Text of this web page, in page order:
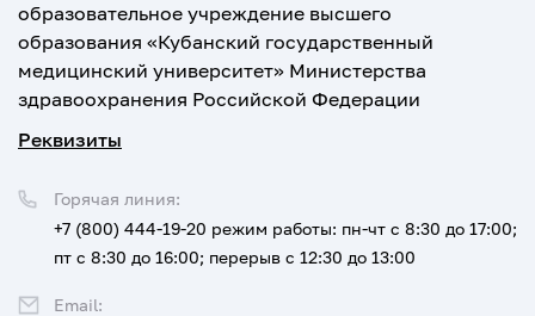
образовательное учреждение высшего
образования «Кубанский государственный
медицинский университет» Министерства
здравоохранения Российской Федерации
Реквизиты
Горячая линия:
+7 (800) 444-19-20 режим работы: пн-чт с 8:30 до 17:00;
пт с 8:30 до 16:00; перерыв с 12:30 до 13:00
Email: